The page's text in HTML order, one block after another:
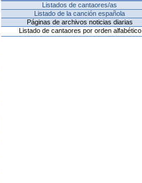
Listados de cantaores/as
Listado de la canción española
Páginas de archivos noticias diarias
Listado de cantaores por orden alfabético